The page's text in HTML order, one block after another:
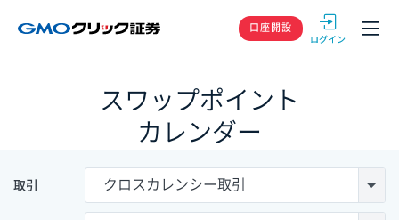
GMOクリック
口座開設
スワップポイント
カレンダー
取引 クロスカレンシー取引